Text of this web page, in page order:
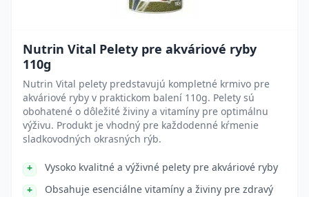
Nutrin Vital Pelety pre akváriové ryby
110g
Nutrin Vital pelety predstavujú kompletné krmivo pre
akváriové ryby v praktickom balení 110g. Pelety sú
obohatené o dôležité živiny a vitamíny pre optimálnu
výživu. Produkt je vhodný pre každodenné kŕmenie
sladkovodných okrasných rýb.
Vysoko kvalitné a výživné pelety pre akváriové ryby
Obsahuje esenciálne vitamíny a živiny pre zdravý